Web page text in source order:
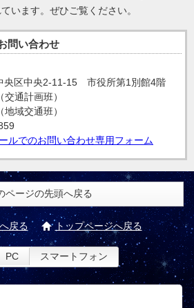
います。ぜひご覧ください。
問い合わせ
区中央2-11-15 市役所第1別館4階
通計画班）
域交通班）
ルでのお問い合わせ専用フォーム
ページの先頭へ戻る
戻る トップページへ戻る
PC スマートフォン